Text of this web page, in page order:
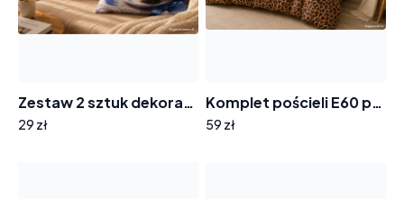
Zestaw 2 sztuk dekoracyjnych poszewek na poduszki 40x40cm PF-195 kwiaty w filiżance
29 zł
Komplet pościeli E60 panterka
59 zł